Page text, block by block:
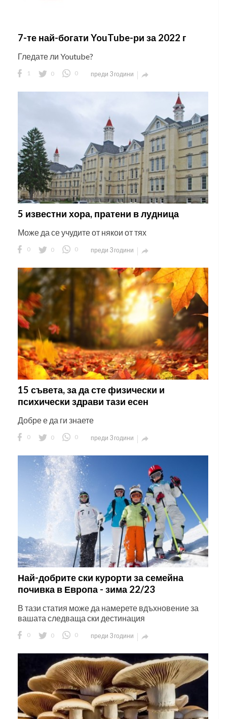
7-те най-богати YouTube-ри за 2022 г
Гледате ли Youtube?
1 0 0 преди 3 години 
5 известни хора, пратени в лудница
Може да се учудите от някои от тях
0 0 0 преди 3 години 
15 съвета, за да сте физически и
психически здрави тази есен
Добре е да ги знаете
0 0 0 преди 3 години 
Най-добрите ски курорти за семейна
почивка в Европа - зима 22/23
В тази статия може да намерете вдъхновение за
вашата следваща ски дестинация
0 0 0 преди 3 години 